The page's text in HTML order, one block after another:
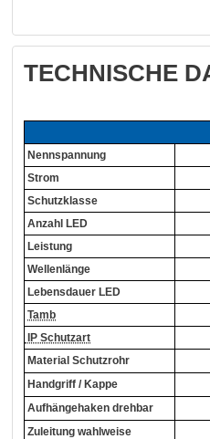
TECHNISCHE
Nennspannung
Strom
Schutzklasse
Anzahl LED
Leistung
Wellenlänge
Lebensdauer LED
Tamb
IP Schutzart
Material Schutzrohr
Handgriff / Kappe
Aufhängehaken drehbar
Zuleitung wahlweise